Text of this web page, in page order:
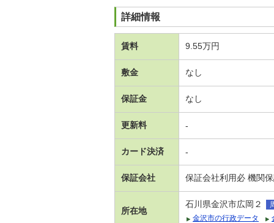
詳細情報
賃料 9.55万円
敷金 なし
保証金 なし
更新料 -
カード決済 -
保証会社 保証会社利用必 機関
所在地
石川県金沢市広岡２
金沢市の行政データ